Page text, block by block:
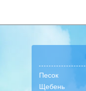
Песок
Щебень